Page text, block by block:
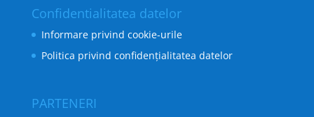
Confidentialitatea datelor
Informare privind cookie-urile
Politica privind confidențialitatea datelor
PARTENERI